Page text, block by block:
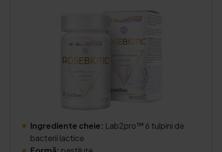
Ingrediente cheie: Lab2pro™ 6 tulpini de
bacterii lactice